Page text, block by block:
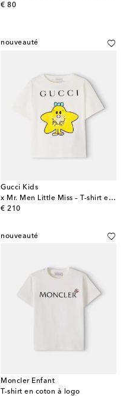
€ 80
original price
nouveauté
Gucci Kids
x Mr. Men Little Miss – T-shirt en coton
€ 210
original price
nouveauté
Moncler Enfant
T-shirt en coton à logo